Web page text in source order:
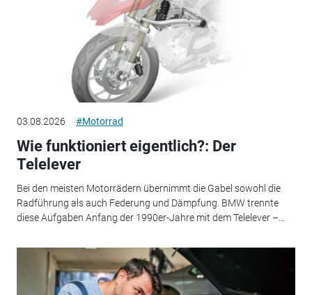
03.08.2026 #Motorrad
Wie funktioniert eigentlich?: Der
Telelever
Bei den meisten Motorrädern übernimmt die Gabel sowohl die
Radführung als auch Federung und Dämpfung. BMW trennte
diese Aufgaben Anfang der 1990er-Jahre mit dem Telelever –...